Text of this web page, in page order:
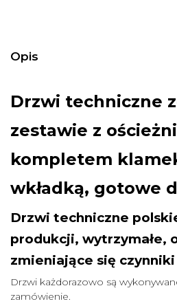
Opis
Drzwi techniczne
zestawie z
kompletem
wkładką, gotowe
Drzwi techniczne
produkcji, wytrzymałe,
zmieniające się
Drzwi każdorazowo są
zamówienie.